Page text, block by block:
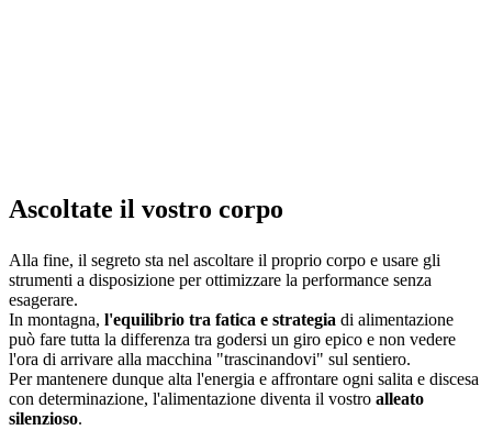
Ascoltate il vostro corpo
Alla fine, il segreto sta nel ascoltare il proprio corpo e usare gli
strumenti a disposizione per ottimizzare la performance senza
esagerare.
In montagna, l'equilibrio tra fatica e strategia di alimentazione
può fare tutta la differenza tra godersi un giro epico e non vedere
l'ora di arrivare alla macchina "trascinandovi" sul sentiero.
Per mantenere dunque alta l'energia e affrontare ogni salita e discesa
con determinazione, l'alimentazione diventa il vostro alleato
silenzioso.